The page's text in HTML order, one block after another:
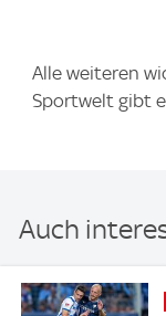
Alle weiteren
Sportwelt gibt
Auch